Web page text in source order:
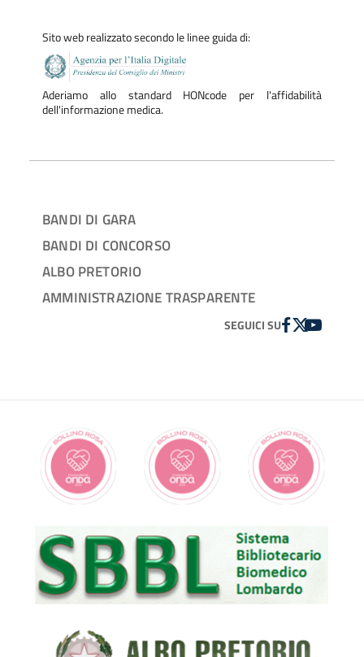
Sito web realizzato secondo le linee guida di:
Aderiamo allo standard HONcode per l'affidabilità
dell'informazione medica.
BANDI DI GARA
BANDI DI CONCORSO
ALBO PRETORIO
AMMINISTRAZIONE TRASPARENTE
SEGUICI SUFACEBOOK
TWITTER
YOUTUBE